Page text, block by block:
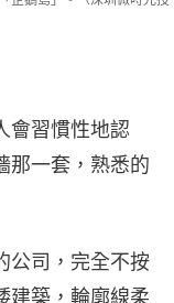
會習慣性地認
那一套，熟悉的
公司，完全不按
建築，輪廓線柔